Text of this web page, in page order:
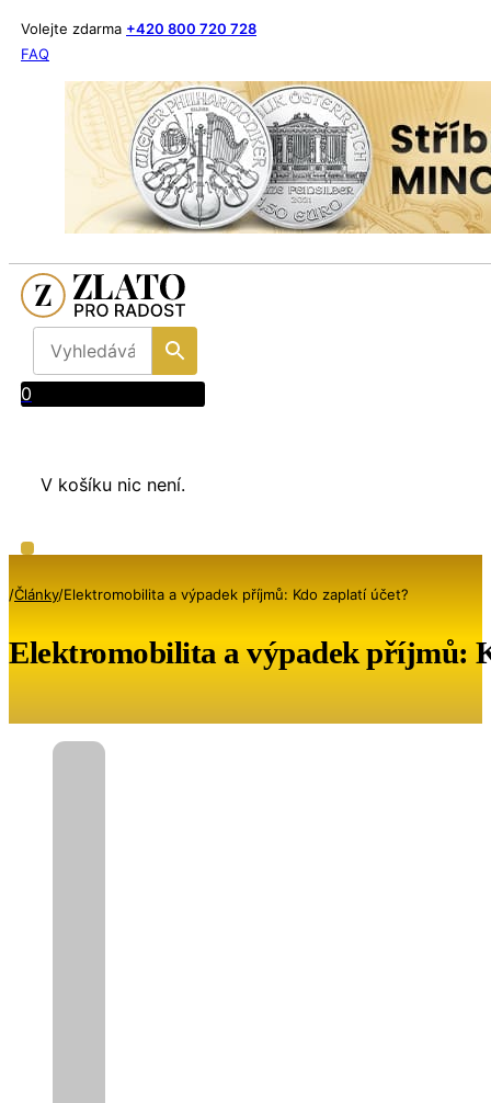
Volejte zdarma +420 800 720 728
FAQ
0
V košíku nic není.
/Články/Elektromobilita a výpadek příjmů: Kdo zaplatí účet?
Elektromobilita a výpadek příjmů: